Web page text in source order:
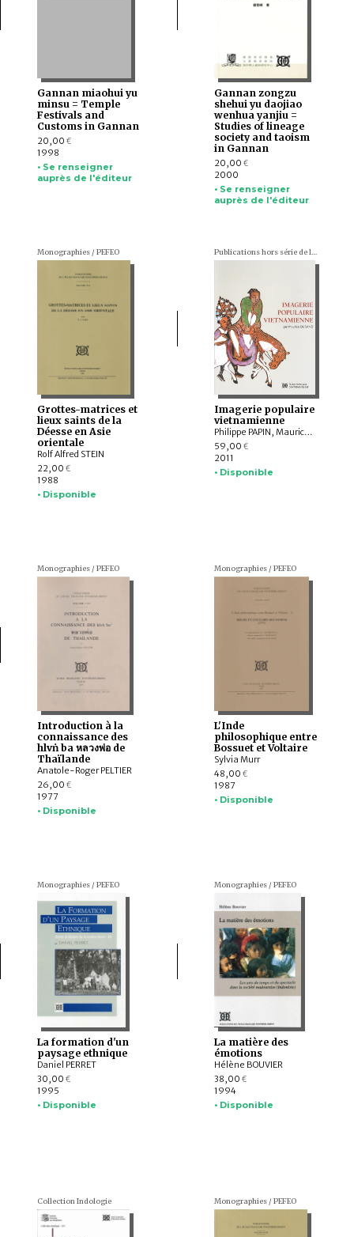
Gannan miaohui yu
minsu = Temple
Festivals and
Customs in Gannan
20,00 €
1998
• Se renseigner
auprès de l'éditeur
Gannan zongzu
shehui yu daojiao
wenhua yanjiu =
Studies of lineage
society and taoism
in Gannan
20,00 €
2000
• Se renseigner
auprès de l'éditeur
Monographies / PEFEO
Grottes-matrices et
lieux saints de la
Déesse en Asie
orientale
Rolf Alfred STEIN
22,00 €
1988
• Disponible
Publications hors série de l'École française d'Extrême-Orient
Imagerie populaire
vietnamienne
Philippe PAPIN, Maurice DURAND
59,00 €
2011
• Disponible
Monographies / PEFEO
Introduction à la
connaissance des
hlvṅ ba หลวงพ่อ de
Thaïlande
Anatole-Roger PELTIER
26,00 €
1977
• Disponible
Monographies / PEFEO
L'Inde
philosophique entre
Bossuet et Voltaire
Sylvia Murr
48,00 €
1987
• Disponible
Monographies / PEFEO
La formation d'un
paysage ethnique
Daniel PERRET
30,00 €
1995
• Disponible
Monographies / PEFEO
La matière des
émotions
Hélène BOUVIER
38,00 €
1994
• Disponible
Collection Indologie Monographies / PEFEO